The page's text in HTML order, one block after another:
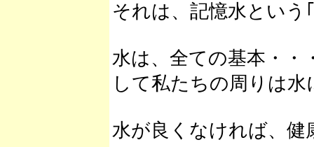
それは、記憶水という
水は、全ての基本・・
して私たちの周りは
水が良くなければ、